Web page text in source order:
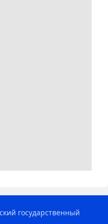
государственный